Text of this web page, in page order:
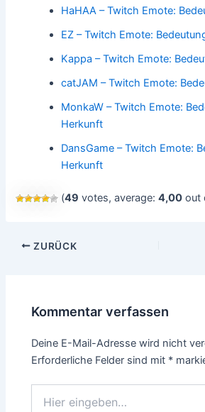
HaHAA – Twitch Emote:
EZ – Twitch Emote:
Kappa – Twitch Emote:
catJAM – Twitch Emote:
MonkaW – Twitch Emote:
Herkunft
DansGame – Twitch Emote:
Herkunft
(49 votes, average:4,00 out
Beitragsnavigation
ZURÜCK
Kommentar verfassen
Deine E-Mail-Adresse wird nicht
Erforderliche Felder sind mit *
eingeben…